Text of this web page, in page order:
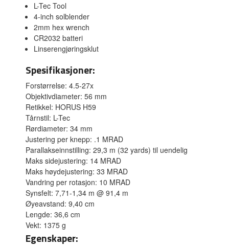
L-Tec Tool
4-inch solblender
2mm hex wrench
CR2032 batteri
Linserengjøringsklut
Spesifikasjoner:
Forstørrelse: 4.5-27x
Objektivdiameter: 56 mm
Retikkel: HORUS H59
Tårnstil: L-Tec
Rørdiameter: 34 mm
Justering per knepp: .1 MRAD
Parallakseinnstilling: 29,3 m (32 yards) til uendelig
Maks sidejustering: 14 MRAD
Maks høydejustering: 33 MRAD
Vandring per rotasjon: 10 MRAD
Synsfelt: 7,71-1,34 m @ 91,4 m
Øyeavstand: 9,40 cm
Lengde: 36,6 cm
Vekt: 1375 g
Egenskaper: